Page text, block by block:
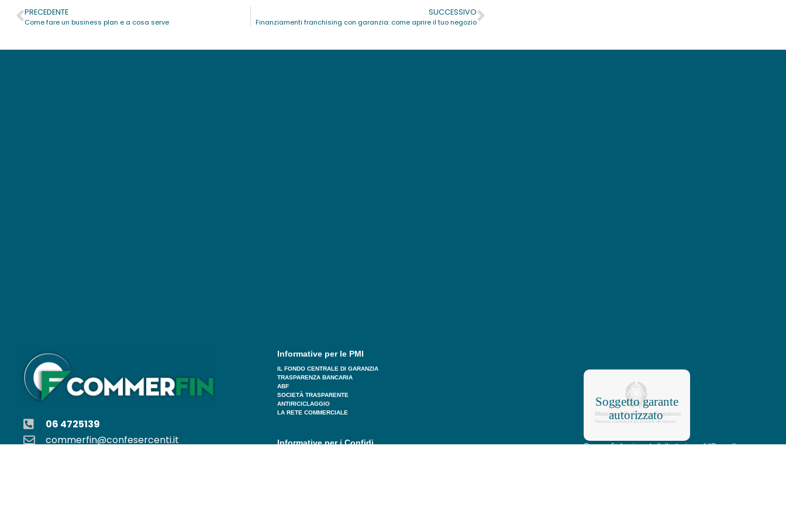
PRECEDENTE
Come fare un business plan e a cosa serve
SUCCESSIVO
Finanziamenti franchising con garanzia: come aprire il tuo negozio
06 4725139
commerfin@confesercenti.it
Informative per le PMI
IL FONDO CENTRALE DI GARANZIA
TRASPARENZA BANCARIA
ABF
SOCIETÀ TRASPARENTE
ANTIRICICLAGGIO
LA RETE COMMERCIALE
Informative per i Confidi
Commerfin ha ricevuto l’attestazione di “Soggetto